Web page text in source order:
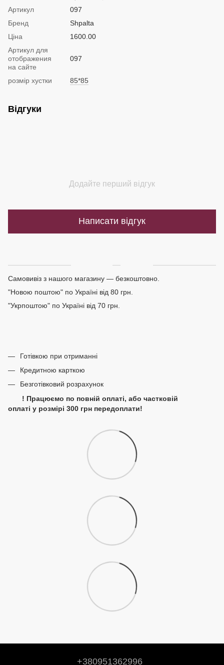
Артикул
097
Бренд
Shpalta
Ціна
1600.00
Артикул для
отображения
на сайте
097
розмір хустки 85*85
Відгуки
Додайте перший відгук
Написати відгук
Самовивіз з нашого магазину — безкоштовно.
"Новою поштою" по Україні від 80 грн.
"Укрпоштою" по Україні від 70 грн.
Готівкою при отриманні
Кредитною карткою
Безготівковий розрахунок
! Працюємо по повній оплаті, або частковій
оплаті у розмірі 300 грн передоплати!
+380951362996